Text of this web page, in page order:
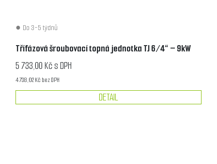
Do 3-5 týdnů
Třífázová šroubovací topná jednotka TJ 6/4“ – 9kW
5 733,00 Kč s DPH
4 738,02 Kč bez DPH
DETAIL